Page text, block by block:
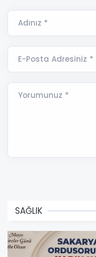
Adınız *
E-Posta Adresiniz *
Yorumunuz *
SAĞLIK